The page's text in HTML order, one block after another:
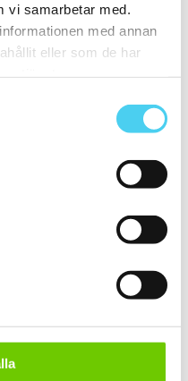
vi samarbetar med.
med annan
eller som de har
gärna en kategori nedan
på allt inom kakel och